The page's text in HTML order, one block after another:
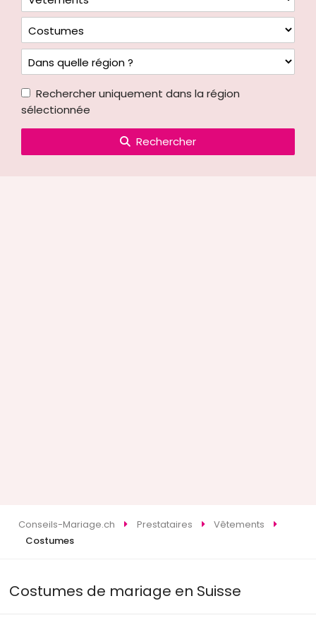
Rechercher uniquement dans la région
sélectionnée
Rechercher
Conseils-Mariage.ch Prestataires
Vêtements
Costumes
Costumes de mariage en Suisse